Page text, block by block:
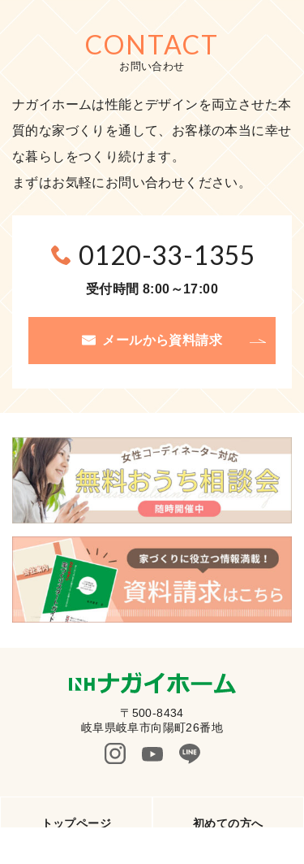
CONTACT
お問い合わせ
ナガイホームは性能とデザインを両立させた本
質的な家づくりを通して、お客様の本当に幸せ
な暮らしをつくり続けます。
まずはお気軽にお問い合わせください。
0120-33-1355
受付時間 8:00～17:00
メールから資料請求
〒500-8434
岐阜県岐阜市向陽町26番地
トップページ 初めての方へ